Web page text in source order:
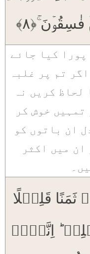
فٰسِقُوۡنَ ۚ﴿۸﴾
پورا کیا جائے
تم پر غلبہ
لحاظ کریں نہ
خوش کر
ان باتوں کو
میں اکثر
ثَمَنًا قَلِیۡلًا
اِنَّہُمۡ